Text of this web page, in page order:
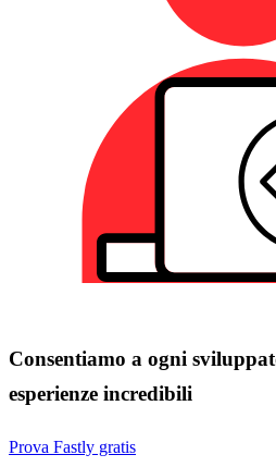
Consentiamo a ogni
esperienze incredibili
Prova Fastly gratis